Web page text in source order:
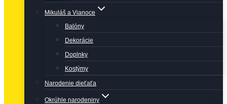
Mikuláš a Vianoce
Balóny
Dekorácie
Doplnky
Kostýmy
Narodenie dieťaťa
Okrúhle narodeniny